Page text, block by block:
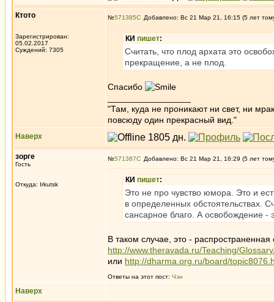
Ктото
Зарегистрирован:
05.02.2017
Суждений: 7305
№571385 Добавлено: Вс 21 Мар 21, 16:15 (5 лет
КИ пишет:
Считать, что плод архата это
прекращение, а не плод.
Спасибо
"Там, куда не проникают ни свет, ни
повсюду один прекрасный вид."
Наверх
зорге
Гость
Откуда: Irkutsk
№571387 Добавлено: Вс 21 Мар 21, 16:29 (5 лет
КИ пишет:
Это не про чувство юмора. Это и
в определенных обстоятельствах.
сансарное благо. А освобождение
В таком случае, это -
http://www.theravada.ru/Teaching/
или http://dharma.org.ru/board/
Ответы на этот пост: Чэн
Наверх